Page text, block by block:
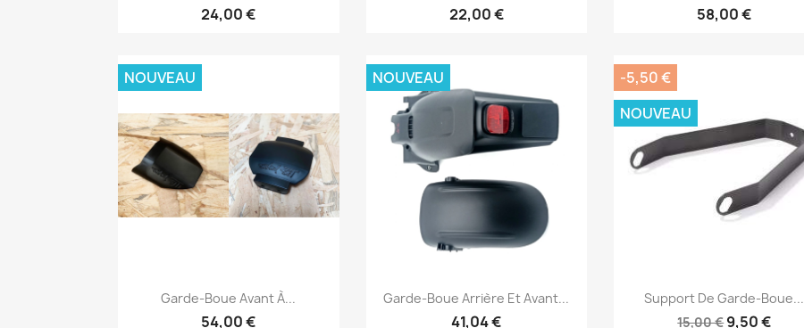
24,00 € 22,00 € 58,00 €
Aperçu rapide
Garde-Boue Avant À...
54,00 €
NOUVEAU
Aperçu rapide
Garde-Boue Arrière Et Avant...
41,04 €
NOUVEAU
Aperçu rapide
Support De Garde-Boue...
15,00 €9,50 €
-5,50 €
NOUVEAU